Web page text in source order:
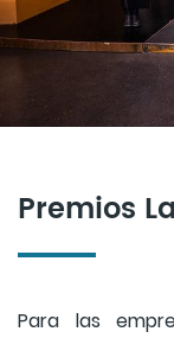
Premios
Para las